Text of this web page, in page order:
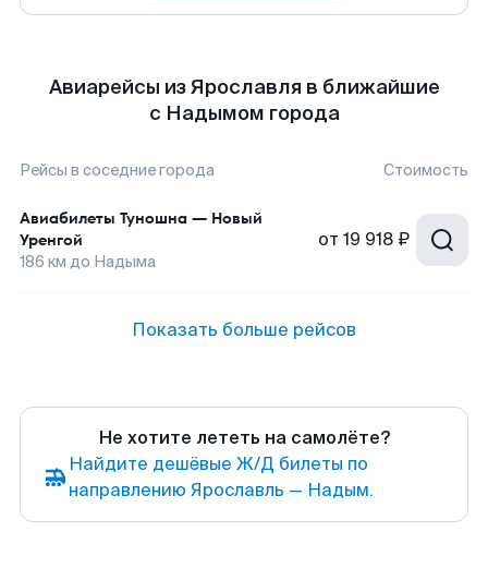
Авиарейсы из Ярославля в ближайшие
с Надымом города
Рейсы в соседние города Стоимость
Авиабилеты Туношна — Новый
Уренгой
186 км до Надыма
от 19 918 ₽
Показать больше рейсов
Не хотите лететь на самолёте?
Найдите дешёвые Ж/Д билеты по
направлению Ярославль — Надым.